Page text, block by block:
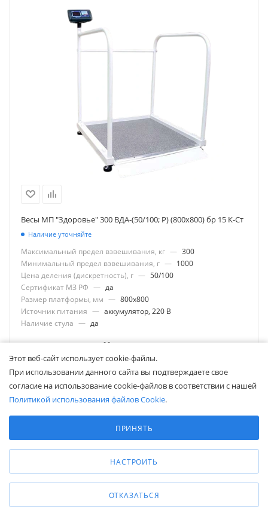
Весы МП "Здоровье" 300 ВДА-(50/100; Р) (800х800) бр 15 К-Ст
Наличие уточняйте
Максимальный предел взвешивания, кг — 300
Минимальный предел взвешивания, г — 1000
Цена деления (дискретность), г — 50/100
Сертификат МЗ РФ — да
Размер платформы, мм — 800x800
Источник питания — аккумулятор, 220 В
Наличие стула — да
Цену уточняйте
ЗАПРОСИТЬ
Этот веб-сайт использует cookie-файлы.
При использовании данного сайта вы подтверждаете свое
согласие на использование cookie-файлов в соответствии с нашей
Политикой использования файлов Cookie.
Аналитические/Функциональные
ПРИНЯТЬ
НАСТРОИТЬ
ОТКАЗАТЬСЯ